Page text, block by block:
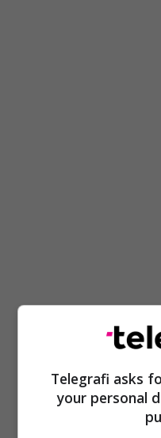
Telegrafi asks
your personal